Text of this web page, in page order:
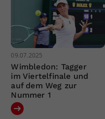
09.07.2025
Wimbledon: Tagger
im Viertelfinale und
auf dem Weg zur
Nummer 1